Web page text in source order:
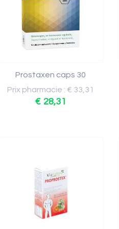
Prostaxen caps 30
Prix pharmacie : € 33,31
€ 28,31